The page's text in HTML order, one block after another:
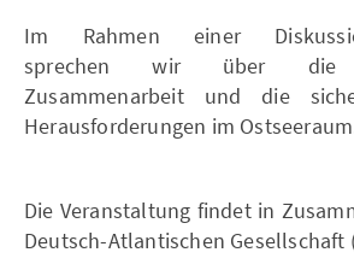
Im Rahmen einer
sprechen wir über die
Zusammenarbeit und die
Herausforderungen im
Die Veranstaltung findet in
Deutsch-Atlantischen Gesellschaft